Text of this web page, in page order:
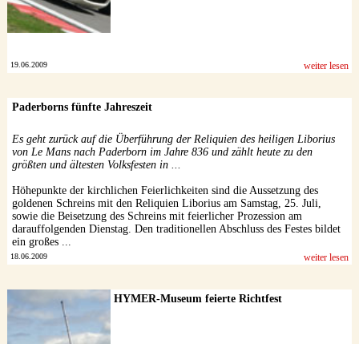
19.06.2009 weiter lesen
Paderborns fünfte Jahreszeit
Es geht zurück auf die Überführung der Reliquien des heiligen Liborius
von Le Mans nach Paderborn im Jahre 836 und zählt heute zu den
größten und ältesten Volksfesten in ...
Höhepunkte der kirchlichen Feierlichkeiten sind die Aussetzung des
goldenen Schreins mit den Reliquien Liborius am Samstag, 25. Juli,
sowie die Beisetzung des Schreins mit feierlicher Prozession am
darauffolgenden Dienstag. Den traditionellen Abschluss des Festes bildet
ein großes ...
18.06.2009 weiter lesen
HYMER-Museum feierte Richtfest